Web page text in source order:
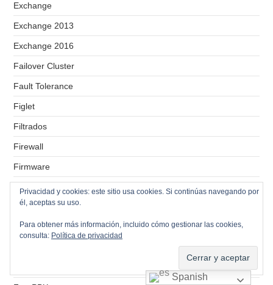
Exchange
Exchange 2013
Exchange 2016
Failover Cluster
Fault Tolerance
Figlet
Filtrados
Firewall
Firmware
Forticlient
Forticlient EMS
Fortigate
Spanish
Privacidad y cookies: este sitio usa cookies. Si continúas navegando por
él, aceptas su uso.
Para obtener más información, incluido cómo gestionar las cookies,
consulta: Política de privacidad